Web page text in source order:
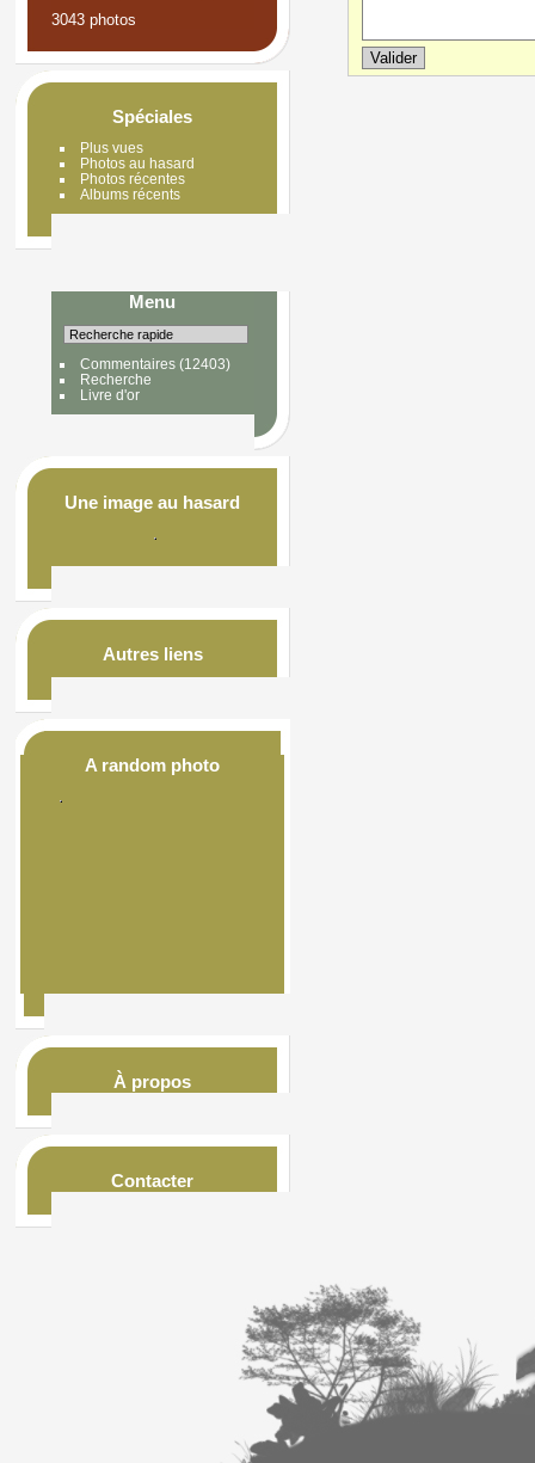
3043 photos
Spéciales
Plus vues
Photos au hasard
Photos récentes
Albums récents
Menu
Commentaires(12403)
Recherche
Livre d'or
Une image au hasard
Autres liens
A random photo
À propos
Contacter